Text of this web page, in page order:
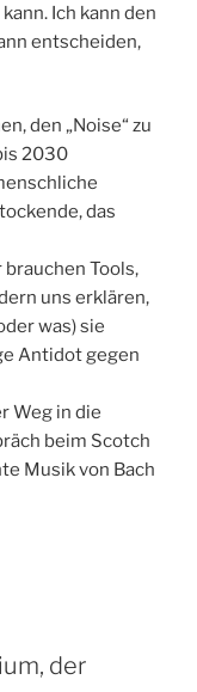
Ich kann den
entscheiden,
den „Noise“ zu
2030
das
brauchen Tools,
uns erklären,
was) sie
Antidot gegen
Weg in die
beim Scotch
Musik von Bach
der